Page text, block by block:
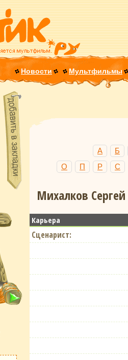
Новости Мультфильмы
А
Б
О
П Р С
Михалков
Карьера
Сценарист: